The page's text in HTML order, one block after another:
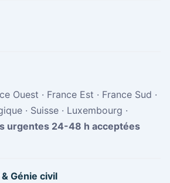
Ouest · France Est · France Sud ·
· Suisse · Luxembourg ·
urgentes 24-48 h acceptées
Génie civil